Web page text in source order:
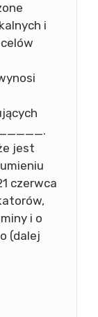
i
jest
czerwca
i o
(dalej